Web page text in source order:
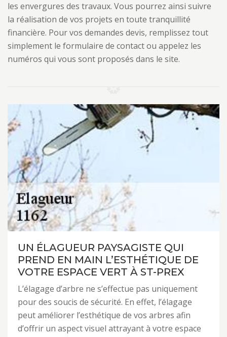
les envergures des travaux. Vous pourrez ainsi suivre
la réalisation de vos projets en toute tranquillité
financière. Pour vos demandes devis, remplissez tout
simplement le formulaire de contact ou appelez les
numéros qui vous sont proposés dans le site.
UN ÉLAGUEUR PAYSAGISTE QUI
PREND EN MAIN L’ESTHÉTIQUE DE
VOTRE ESPACE VERT À ST-PREX
L’élagage d’arbre ne s’effectue pas uniquement
pour des soucis de sécurité. En effet, l’élagage
peut améliorer l’esthétique de vos arbres afin
d’offrir un aspect visuel attrayant à votre espace